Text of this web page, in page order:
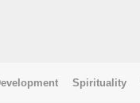
Spirituality